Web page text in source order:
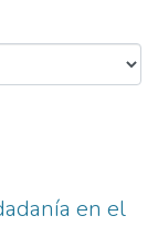
en el